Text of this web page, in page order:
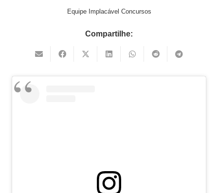
Equipe Implacável Concursos
Compartilhe: